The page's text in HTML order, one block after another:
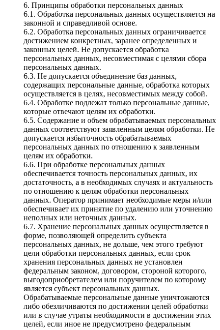
6. Принципы обработки персональных данных
6.1. Обработка персональных данных осуществляется на
законной и справедливой основе.
6.2. Обработка персональных данных ограничивается
достижением конкретных, заранее определенных и
законных целей. Не допускается обработка
персональных данных, несовместимая с целями сбора
персональных данных.
6.3. Не допускается объединение баз данных,
содержащих персональные данные, обработка которых
осуществляется в целях, несовместимых между собой.
6.4. Обработке подлежат только персональные данные,
которые отвечают целям их обработки.
6.5. Содержание и объем обрабатываемых персональных
данных соответствуют заявленным целям обработки. Не
допускается избыточность обрабатываемых
персональных данных по отношению к заявленным
целям их обработки.
6.6. При обработке персональных данных
обеспечивается точность персональных данных, их
достаточность, а в необходимых случаях и актуальность
по отношению к целям обработки персональных
данных. Оператор принимает необходимые меры и/или
обеспечивает их принятие по удалению или уточнению
неполных или неточных данных.
6.7. Хранение персональных данных осуществляется в
форме, позволяющей определить субъекта
персональных данных, не дольше, чем этого требуют
цели обработки персональных данных, если срок
хранения персональных данных не установлен
федеральным законом, договором, стороной которого,
выгодоприобретателем или поручителем по которому
является субъект персональных данных.
Обрабатываемые персональные данные уничтожаются
либо обезличиваются по достижении целей обработки
или в случае утраты необходимости в достижении этих
целей, если иное не предусмотрено федеральным